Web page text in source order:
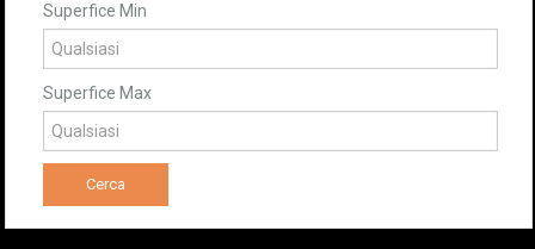
Superfice Min
Superfice Max